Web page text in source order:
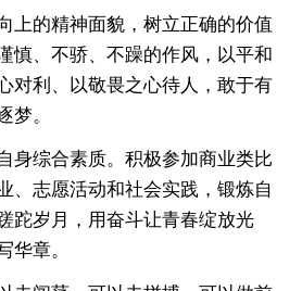
的精神面貌，树立正确的价值
慎、不骄、不躁的作风，以平和
对利、以敬畏之心待人，敢于有
梦。
综合素质。积极参加商业类比
、志愿活动和社会实践，锻炼自
跎岁月，用奋斗让青春绽放光
华章。